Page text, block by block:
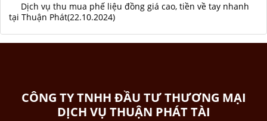
Dịch vụ thu mua phế liệu đồng giá cao, tiền về tay nhanh
tại Thuận Phát(22.10.2024)
CÔNG TY TNHH ĐẦU TƯ THƯƠNG MẠI
DỊCH VỤ THUẬN PHÁT TÀI